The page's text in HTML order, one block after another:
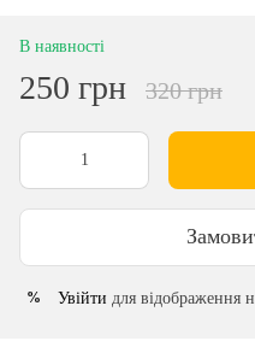
В наявності
250 грн 320 грн
% Увійти для відображення